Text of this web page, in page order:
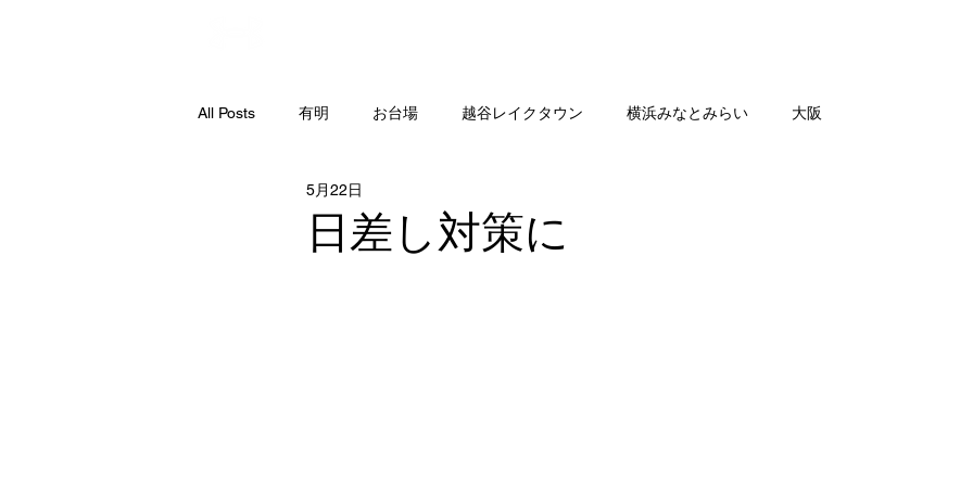
All Posts 有明 お台場 越谷レイクタウン 横浜みなとみらい 大阪
日差し対策に
5月22日